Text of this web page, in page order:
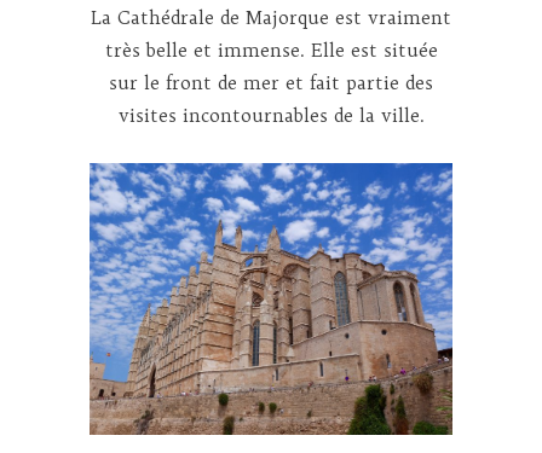
La Cathédrale de Majorque est vraiment
très belle et immense. Elle est située
sur le front de mer et fait partie des
visites incontournables de la ville.